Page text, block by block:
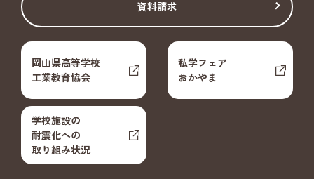
資料請求
岡山県高等学校
工業教育協会
私学フェア
おかやま
学校施設の
耐震化への
取り組み状況